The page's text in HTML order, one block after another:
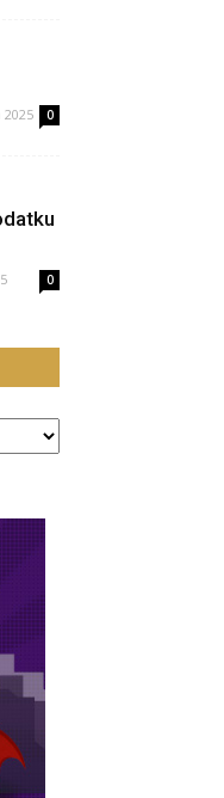
2025 0
0